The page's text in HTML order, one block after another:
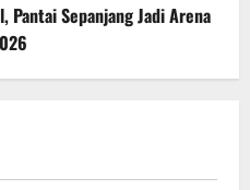
Pantai Sepanjang Jadi Arena